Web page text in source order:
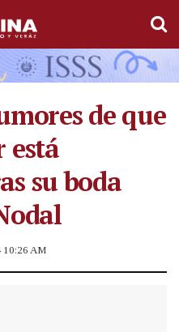
de que
está
su boda
10:26 AM